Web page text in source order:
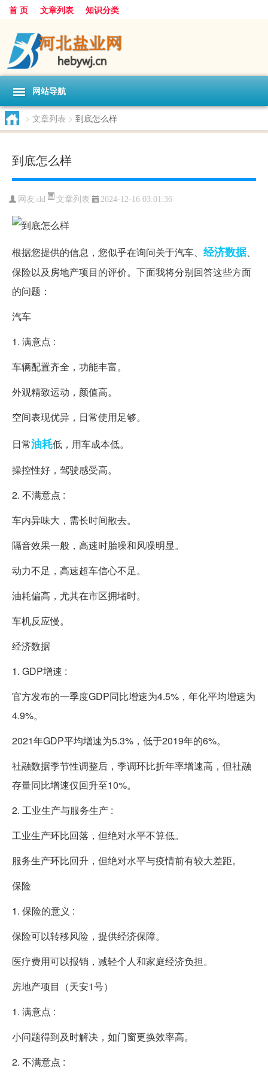
首 页 文章列表 知识分类
网站导航
> 文章列表 > 到底怎么样
到底怎么样
网友:dd 文章列表 2024-12-16 03:01:36
根据您提供的信息，您似乎在询问关于汽车、 经济数据、
保险以及房地产项目的评价。下面我将分别回答这些方面
的问题：
汽车
1. 满意点 :
车辆配置齐全，功能丰富。
外观精致运动，颜值高。
空间表现优异，日常使用足够。
日常油耗低，用车成本低。
操控性好，驾驶感受高。
2. 不满意点 :
车内异味大，需长时间散去。
隔音效果一般，高速时胎噪和风噪明显。
动力不足，高速超车信心不足。
油耗偏高，尤其在市区拥堵时。
车机反应慢。
经济数据
1. GDP增速 :
官方发布的一季度GDP同比增速为4.5%，年化平均增速为
4.9%。
2021年GDP平均增速为5.3%，低于2019年的6%。
社融数据季节性调整后，季调环比折年率增速高，但社融
存量同比增速仅回升至10%。
2. 工业生产与服务生产 :
工业生产环比回落，但绝对水平不算低。
服务生产环比回升，但绝对水平与疫情前有较大差距。
保险
1. 保险的意义 :
保险可以转移风险，提供经济保障。
医疗费用可以报销，减轻个人和家庭经济负担。
房地产项目（天安1号）
1. 满意点 :
小问题得到及时解决，如门窗更换效率高。
2. 不满意点 :